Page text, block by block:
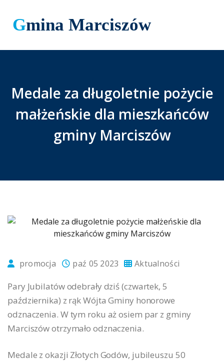
Gmina Marciszów
Medale za długoletnie pożycie
małżeńskie dla mieszkańców
gminy Marciszów
promocja paź 05 2023 Aktualności
Pary Jubilatów odebrały dziś (czwartek, 5
października) z rąk Wójta Gminy honorowe
odznaczenia. W tym roku aż osiem par z gminy
Marciszów otrzymało odznaczenia.
Medale z okazji Złotych Godów, jubileuszu 50